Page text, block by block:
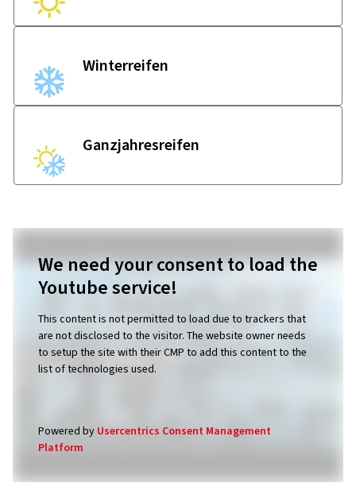
Winter­reifen
Ganzjahres­reifen
We need your consent to load the
Youtube service!
This content is not permitted to load due to trackers that
are not disclosed to the visitor. The website owner needs
to setup the site with their CMP to add this content to the
list of technologies used.
Powered by Usercentrics Consent Management
Platform